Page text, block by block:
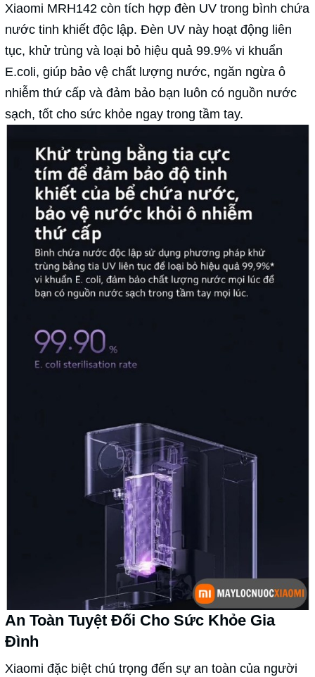
Xiaomi MRH142 còn tích hợp đèn UV trong bình chứa
nước tinh khiết độc lập. Đèn UV này hoạt động liên
tục, khử trùng và loại bỏ hiệu quả 99.9% vi khuẩn
E.coli, giúp bảo vệ chất lượng nước, ngăn ngừa ô
nhiễm thứ cấp và đảm bảo bạn luôn có nguồn nước
sạch, tốt cho sức khỏe ngay trong tầm tay.
An Toàn Tuyệt Đối Cho Sức Khỏe Gia
Đình
Xiaomi đặc biệt chú trọng đến sự an toàn của người